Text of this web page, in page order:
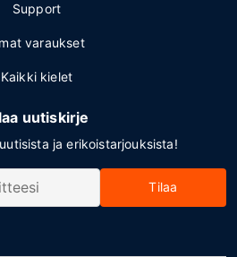
Support
varaukset
Kaikki kielet
uutiskirje
ja erikoistarjouksista!
Tilaa